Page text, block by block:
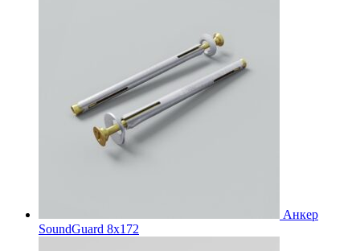
Анкер
SoundGuard 8x172